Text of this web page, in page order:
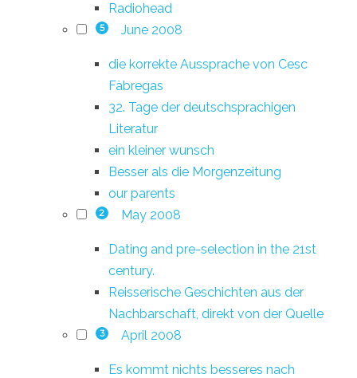
Radiohead
5 June 2008
die korrekte Aussprache von Cesc
Fàbregas
32. Tage der deutschsprachigen
Literatur
ein kleiner wunsch
Besser als die Morgenzeitung
our parents
2 May 2008
Dating and pre-selection in the 21st
century.
Reisserische Geschichten aus der
Nachbarschaft, direkt von der Quelle
3 April 2008
Es kommt nichts besseres nach